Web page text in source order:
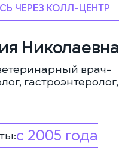
ЧЕРЕЗ КОЛЛ-ЦЕНТР
Николаевна
врач-
гастроэнтеролог,
c 2005 года